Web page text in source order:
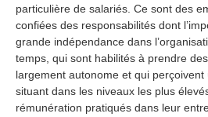
particulière de salariés. Ce sont des
confiées des responsabilités dont
grande indépendance dans
temps, qui sont habilités à prendre
largement autonome et qui
situant dans les niveaux les plus
rémunération pratiqués dans leur